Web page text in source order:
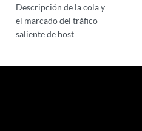
Descripción de la cola y
el marcado del tráfico
saliente de host